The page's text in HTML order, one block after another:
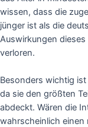
wissen, dass die
jünger ist als die
Auswirkungen
verloren.
Besonders wichtig
da sie den größten
abdeckt. Wären die
wahrscheinlich